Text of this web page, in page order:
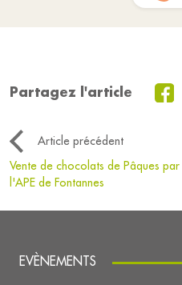
Partagez l'article
Article précédent
Vente de chocolats de Pâques par
l'APE de Fontannes
EVÈNEMENTS